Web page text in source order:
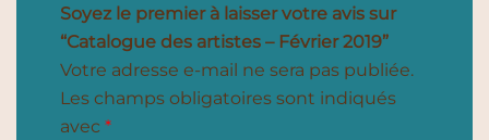
Soyez le premier à laisser votre avis sur
“Catalogue des artistes – Février 2019”
Votre adresse e-mail ne sera pas publiée.
Les champs obligatoires sont indiqués
avec *